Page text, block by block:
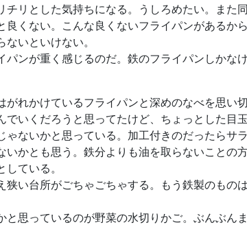
チリとした気持ちになる。うしろめたい。ま
くない。こんな良くないフライパンがあるか
いといけない。
パンが重く感じるのだ。鉄のフライパンしか
がれかけているフライパンと深めのなべを思
でいくだろうと思ってたけど、ちょっとした
ゃないかと思っている。加工付きのだったら
いかとも思う。鉄分よりも油を取らないこと
している。
い台所がごちゃごちゃする。もう鉄製のも
と思っているのが野菜の水切りかご。ぶんぶ